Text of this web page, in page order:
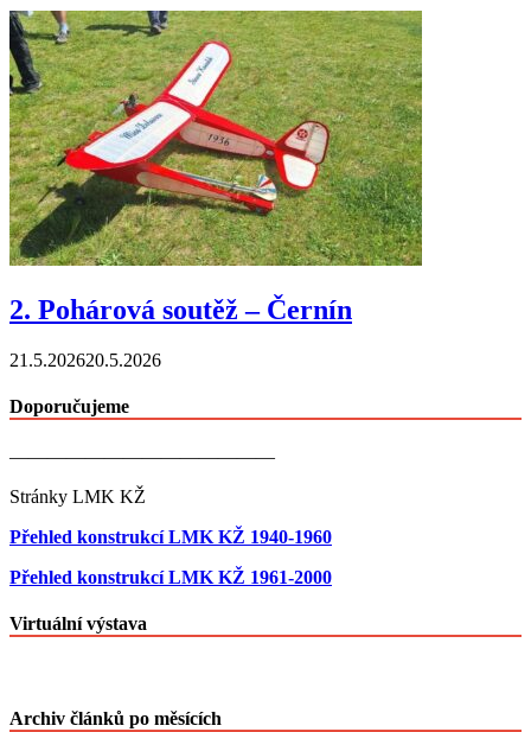
2. Pohárová soutěž – Černín
21.5.202620.5.2026
Doporučujeme
——————————————
Stránky LMK KŽ
Přehled konstrukcí LMK KŽ 1940-1960
Přehled konstrukcí LMK KŽ 1961-2000
Virtuální výstava
Archiv článků po měsících